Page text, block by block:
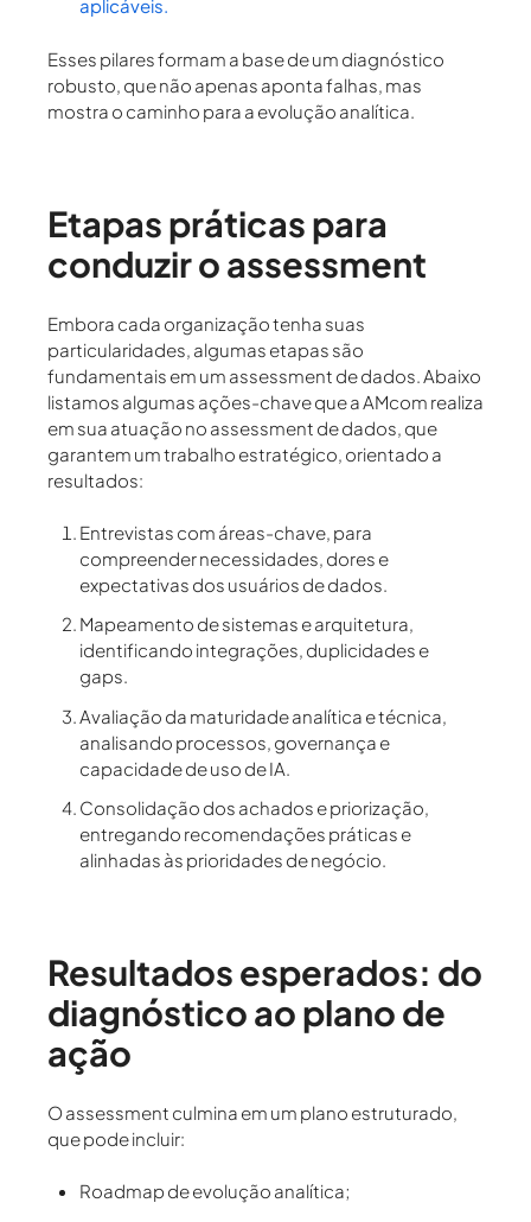
aplicáveis.
Esses pilares formam a base de um diagnóstico
robusto, que não apenas aponta falhas, mas
mostra o caminho para a evolução analítica.
Etapas práticas para
conduzir o assessment
Embora cada organização tenha suas
particularidades, algumas etapas são
fundamentais em um assessment de dados. Abaixo
listamos algumas ações-chave que a AMcom realiza
em sua atuação no assessment de dados, que
garantem um trabalho estratégico, orientado a
resultados:
Entrevistas com áreas-chave, para
compreender necessidades, dores e
expectativas dos usuários de dados.
Mapeamento de sistemas e arquitetura,
identificando integrações, duplicidades e
gaps.
Avaliação da maturidade analítica e técnica
analisando processos, governança e
capacidade de uso de IA.
Consolidação dos achados e priorização
entregando recomendações práticas e
alinhadas às prioridades de negócio.
Resultados esperados: do
diagnóstico ao plano de
ação
O assessment culmina em um plano estruturado
que pode incluir:
Roadmap de evolução analítica;